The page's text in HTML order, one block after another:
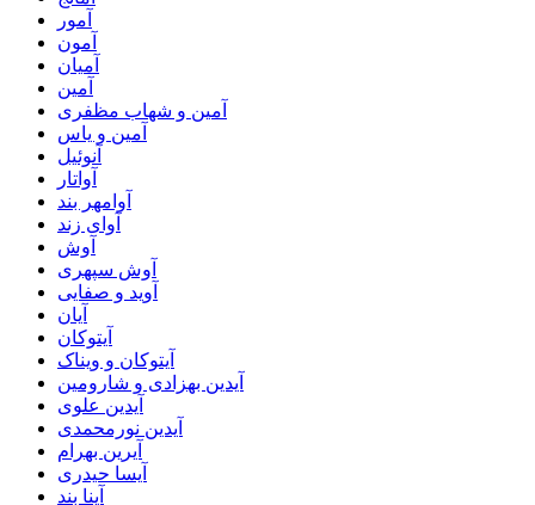
آمور
آمون
آمیان
آمین
آمین و شهاب مظفری
آمین و یاس
آنوئیل
آواتار
آوامهر بند
آوای زند
آوش
آوش سپهری
آوید و صفایی
آیان
آیتوکان
آیتوکان و ویناک
آیدین بهزادی و شارومین
آیدین علوی
آیدین نورمحمدی
آیرین بهرام
آیسا حیدری
آینا بند